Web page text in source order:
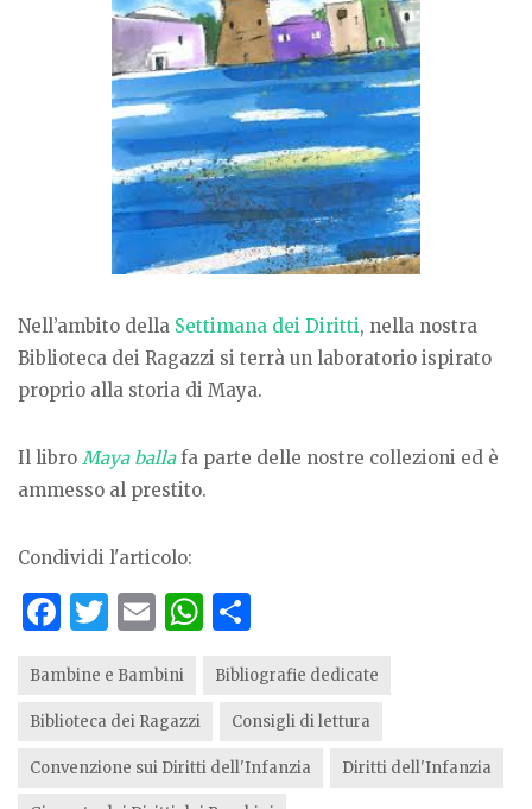
Nell’ambito della Settimana dei Diritti, nella nostra
Biblioteca dei Ragazzi si terrà un laboratorio ispirato
proprio alla storia di Maya.
Il libro Maya ballafa parte delle nostre collezioni ed è
ammesso al prestito.
Condividi l'articolo:
F
c
e
b
T
it
te
r
E
ai
l
W
at
A
ar
e
Bambine e Bambini Bibliografie dedicate
Biblioteca dei Ragazzi Consigli di lettura
Convenzione sui Diritti dell'Infanzia Diritti dell'Infanzia